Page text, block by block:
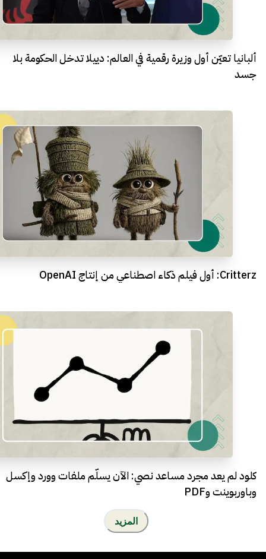
ألبانيا تعيّن أول وزيرة رقمية في العالم: دييلا تدخل الحكومة بلا
جسد
Critterz: أول فيلم ذكاء اصطناعي من إنتاج OpenAI
كلود لم يعد مجرد مساعد نصي: الآن يسلّم ملفات وورد وإكسل
وباوربوينت وPDF
المزيد